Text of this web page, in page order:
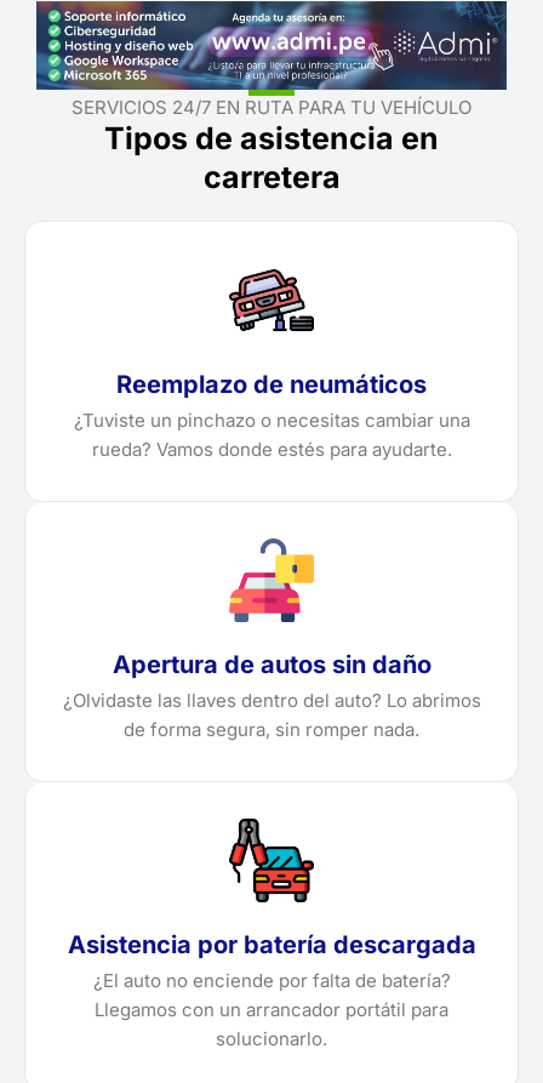
SERVICIOS 24/7 EN RUTA PARA TU VEHÍCULO
Tipos de asistencia en
carretera
Reemplazo de neumáticos
¿Tuviste un pinchazo o necesitas cambiar una
rueda? Vamos donde estés para ayudarte.
Apertura de autos sin daño
¿Olvidaste las llaves dentro del auto? Lo abrimos
de forma segura, sin romper nada.
Asistencia por batería descargada
¿El auto no enciende por falta de batería?
Llegamos con un arrancador portátil para
solucionarlo.